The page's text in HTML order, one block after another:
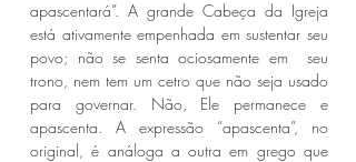
apascentará”. A grande Cabeça da Igreja
está ativamente empenhada em sustentar seu
povo; não se senta ociosamente em  seu
trono, nem tem um cetro que não seja usado
para governar. Não, Ele permanece e
apascenta. A expressão “apascenta”, no
original, é análoga a outra em grego que